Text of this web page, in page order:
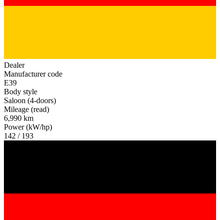
Dealer
Manufacturer code
E39
Body style
Saloon (4-doors)
Mileage (read)
6,990 km
Power (kW/hp)
142 / 193